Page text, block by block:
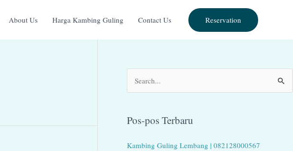
About Us Harga Kambing Guling Contact Us Reservation
iPos-pos Terbaru
Kambing Guling Lembang | 082128000567